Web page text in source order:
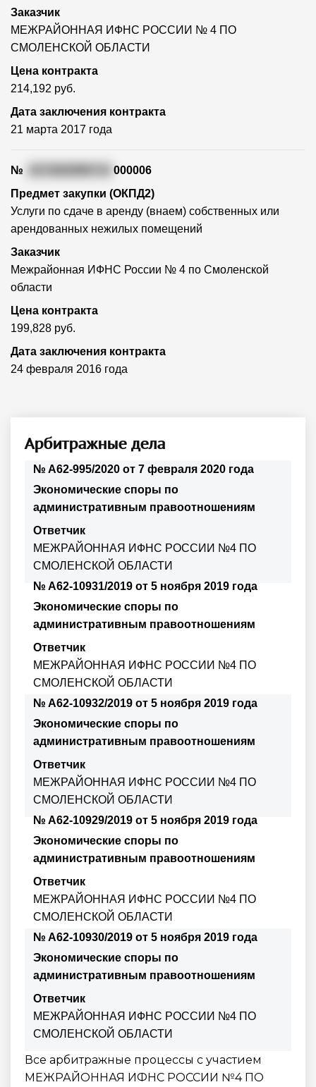
Заказчик
МЕЖРАЙОННАЯ ИФНС РОССИИ № 4 ПО
СМОЛЕНСКОЙ ОБЛАСТИ
Цена контракта
214,192 руб.
Дата заключения контракта
21 марта 2017 года
№
000006
Предмет закупки (ОКПД2)
Услуги по сдаче в аренду (внаем) собственных или
арендованных нежилых помещений
Заказчик
Межрайонная ИФНС России № 4 по Смоленской
области
Цена контракта
199,828 руб.
Дата заключения контракта
24 февраля 2016 года
Арбитражные дела
№ А62-995/2020 от 7 февраля 2020 года
Экономические споры по
административным правоотношениям
Ответчик
МЕЖРАЙОННАЯ ИФНС РОССИИ №4 ПО
СМОЛЕНСКОЙ ОБЛАСТИ
№ А62-10931/2019 от 5 ноября 2019 года
Экономические споры по
административным правоотношениям
Ответчик
МЕЖРАЙОННАЯ ИФНС РОССИИ №4 ПО
СМОЛЕНСКОЙ ОБЛАСТИ
№ А62-10932/2019 от 5 ноября 2019 года
Экономические споры по
административным правоотношениям
Ответчик
МЕЖРАЙОННАЯ ИФНС РОССИИ №4 ПО
СМОЛЕНСКОЙ ОБЛАСТИ
№ А62-10929/2019 от 5 ноября 2019 года
Экономические споры по
административным правоотношениям
Ответчик
МЕЖРАЙОННАЯ ИФНС РОССИИ №4 ПО
СМОЛЕНСКОЙ ОБЛАСТИ
№ А62-10930/2019 от 5 ноября 2019 года
Экономические споры по
административным правоотношениям
Ответчик
МЕЖРАЙОННАЯ ИФНС РОССИИ №4 ПО
СМОЛЕНСКОЙ ОБЛАСТИ
Все арбитражные процессы с участием
МЕЖРАЙОННАЯ ИФНС РОССИИ №4 ПО